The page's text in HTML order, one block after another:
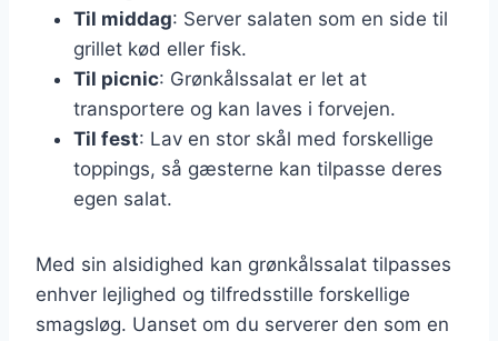
Til middag: Server salaten som en side til
grillet kød eller fisk.
Til picnic: Grønkålssalat er let at
transportere og kan laves i forvejen.
Til fest: Lav en stor skål med forskellige
toppings, så gæsterne kan tilpasse deres
egen salat.
Med sin alsidighed kan grønkålssalat tilpasses
enhver lejlighed og tilfredsstille forskellige
smagsløg. Uanset om du serverer den som en